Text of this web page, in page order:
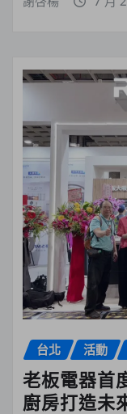
台北 活動
老板電器首
廚房打造未